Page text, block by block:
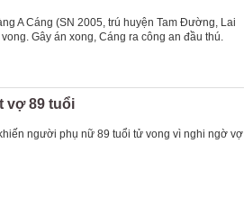
A Cáng (SN 2005, trú huyện Tam Đường, Lai
Gây án xong, Cáng ra công an đầu thú.
vợ 89 tuổi
người phụ nữ 89 tuổi tử vong vì nghi ngờ vợ